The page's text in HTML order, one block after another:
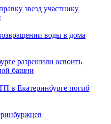
звезд участнику
воды в дома
разрешили освоить
башни
в Екатеринбурге погиб